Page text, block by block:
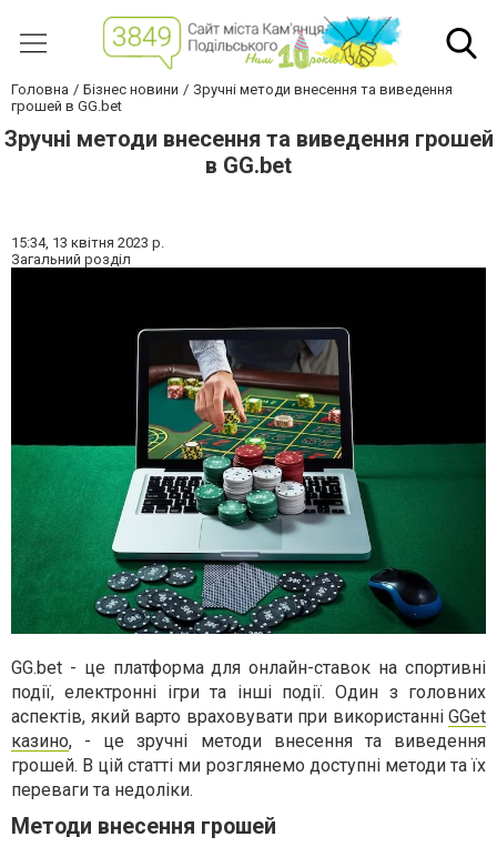
Головна Бізнес новини
Зручні методи внесення та виведення
грошей в GG.bet
Зручні методи внесення та виведення грошей
в GG.bet
15:34, 13 квітня 2023 р.
Загальний розділ
GG.bet - це платформа для онлайн-ставок на спортивні
події, електронні ігри та інші події. Один з головних
аспектів, який варто враховувати при використанні GGet
казино, - це зручні методи внесення та виведення
грошей. В цій статті ми розглянемо доступні методи та їх
переваги та недоліки.
Методи внесення грошей